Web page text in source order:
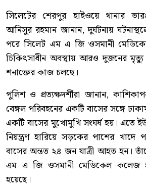
সিলেটের শেরপুর হাইওয়ে থানার
আনিসুর রহমান জানান, দুর্ঘটনায়
পরে সিলেট এম এ জি ওসমানী
চিকিৎসাধীন অবস্থায় আরও দুজনের
শনাক্তের কাজ চলছে।
পুলিশ ও প্রত্যক্ষদর্শীরা জানান,
বেঙ্গল পরিবহনের একটি বাসের সঙ্গে
একটি বাসের মুখোমুখি সংঘর্ষ হয়। এতে
নিয়ন্ত্রণ হারিয়ে সড়কের পাশের খাদে
বাসের অন্তত ২৪ জন যাত্রী আহত হন।
এম এ জি ওসমানী মেডিকেল কলেজ
হয়েছে।